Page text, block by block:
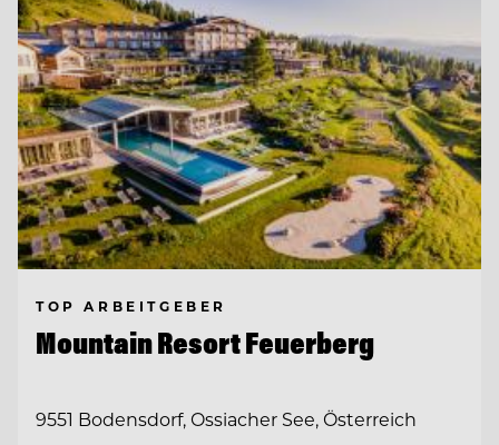
TOP ARBEITGEBER
Mountain Resort Feuerberg
9551 Bodensdorf, Ossiacher See, Österreich